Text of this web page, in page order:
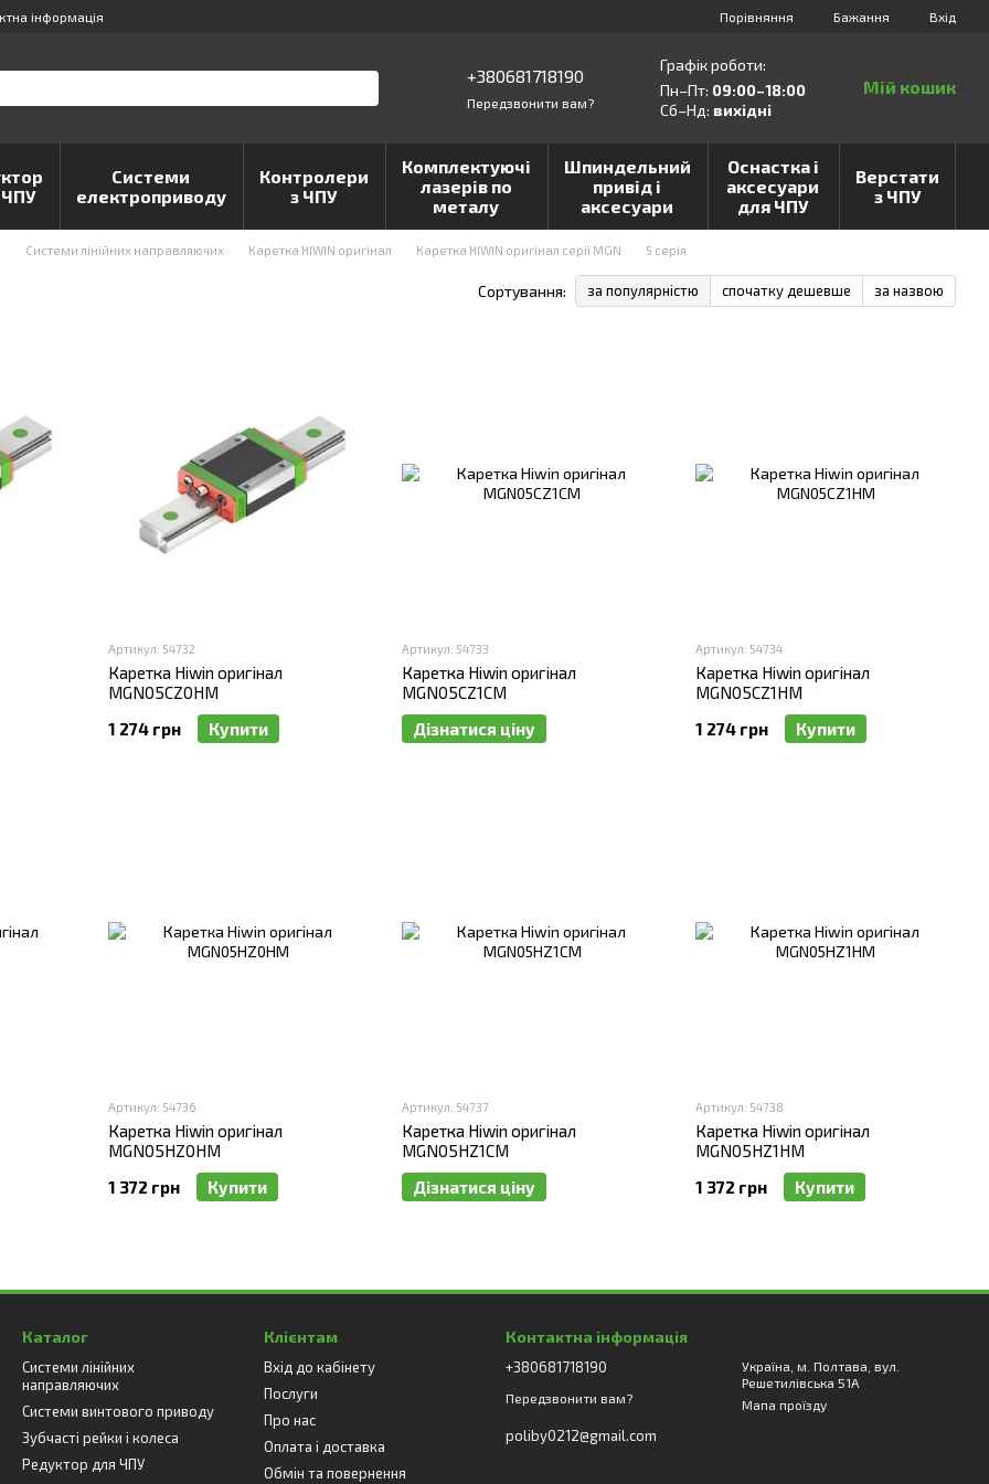
інформація Порівняння Бажання Вхід
+380681718190
Передзвонити вам?
Графік роботи:
Пн–Пт: 09:00–18:00
Сб–Нд: вихідні
Мій кошик
Системи
електроприводу
Контролери
з ЧПУ
Комплектуючі
лазерів по
металу
Шпиндельний
привід і
аксесуари
Оснастка і
аксесуари
для ЧПУ
Верстати
з ЧПУ
Системи лінійних направляючих Каретка HIWIN оригінал Каретка HIWIN оригінал серії MGN 5 серія
Сортування: за популярністю спочатку дешевше за назвою
Артикул: 54732
Каретка Hiwin оригінал
MGN05CZ0HM
1 274 грн
Купити
Артикул: 54733
Каретка Hiwin оригінал
MGN05CZ1CM
Дізнатися ціну
Артикул: 54734
Каретка Hiwin оригінал
MGN05CZ1HM
1 274 грн
Купити
Артикул: 54736
Каретка Hiwin оригінал
MGN05HZ0HM
1 372 грн
Купити
Артикул: 54737
Каретка Hiwin оригінал
MGN05HZ1СM
Дізнатися ціну
Артикул: 54738
Каретка Hiwin оригінал
MGN05HZ1HM
1 372 грн
Купити
Каталог
Системи лінійних
направляючих
Системи винтового приводу
Зубчасті рейки і колеса
Редуктор для ЧПУ
Клієнтам
Вхід до кабінету
Послуги
Про нас
Оплата і доставка
Обмін та повернення
Контактна інформація
+380681718190
Передзвонити вам?
poliby0212@gmail.com
Україна, м. Полтава, вул.
Решетилівська 51А
Мапа проїзду